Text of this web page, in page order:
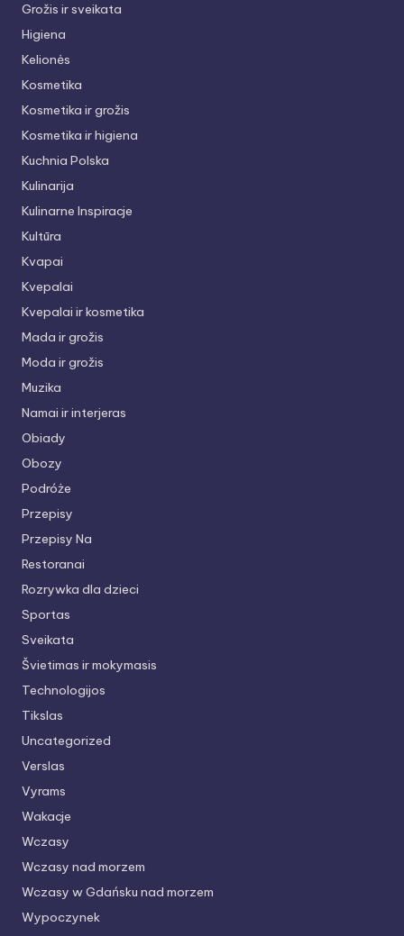
Grožis ir sveikata
Higiena
Kelionės
Kosmetika
Kosmetika ir grožis
Kosmetika ir higiena
Kuchnia Polska
Kulinarija
Kulinarne Inspiracje
Kultūra
Kvapai
Kvepalai
Kvepalai ir kosmetika
Mada ir grožis
Moda ir grožis
Muzika
Namai ir interjeras
Obiady
Obozy
Podróże
Przepisy
Przepisy Na
Restoranai
Rozrywka dla dzieci
Sportas
Sveikata
Švietimas ir mokymasis
Technologijos
Tikslas
Uncategorized
Verslas
Vyrams
Wakacje
Wczasy
Wczasy nad morzem
Wczasy w Gdańsku nad morzem
Wypoczynek